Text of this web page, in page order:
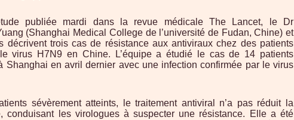
publiée mardi dans la revue médicale The Lancet, le Dr
(Shanghai Medical College de l’université de Fudan, Chine) et
décrivent trois cas de résistance aux antiviraux chez des patients
virus H7N9 en Chine. L’équipe a étudié le cas de 14 patients
Shanghai en avril dernier avec une infection confirmée par le virus
sévèrement atteints, le traitement antiviral n’a pas réduit la
conduisant les virologues à suspecter une résistance. Elle a été